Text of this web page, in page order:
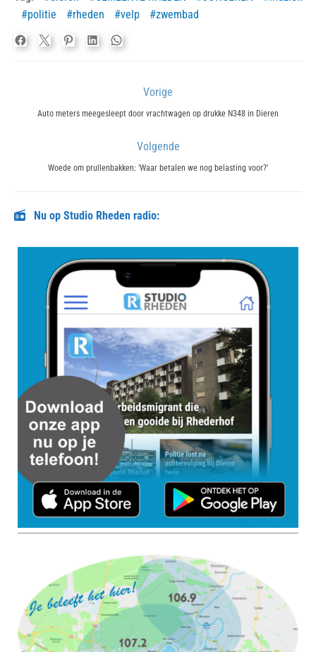
politie
rheden velp zwembad
navigatie
Vorige
Previous
Auto meters meegesleept door vrachtwagen op drukke N348 in Dieren
Volgende
Next
Woede om prullenbakken: ‘Waar betalen we nog belasting voor?’
Nu op Studio Rheden radio: